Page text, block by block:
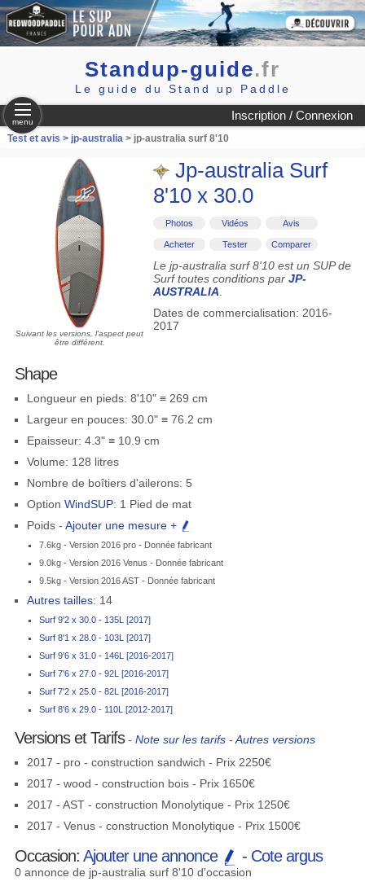
Standup-guide.fr
Le guide du Stand up Paddle
Inscription / Connexion
menu
Test et avis > jp-australia> jp-australia surf 8'10
Suivant les versions, l'aspect peut
être différent.
Jp-australia Surf
8'10 x 30.0
Photos Vidéos Avis
Acheter Tester Comparer
Le jp-australia surf 8'10 est un SUP de
Surf toutes conditions par JP-
AUSTRALIA
Dates de commercialisation: 2016-
2017
Shape
Longueur en pieds: 8'10" ≡ 269 cm
Largeur en pouces: 30.0" ≡ 76.2 cm
Epaisseur: 4.3" ≡ 10.9 cm
Volume: 128 litres
Nombre de boîtiers d'ailerons: 5
Option WindSUP: 1 Pied de mat
Poids - Ajouter une mesure +
7.6kg - Version 2016 pro - Donnée fabricant
9.0kg - Version 2016 Venus - Donnée fabricant
9.5kg - Version 2016 AST - Donnée fabricant
Autres tailles: 14
Surf 9'2 x 30.0 - 135L [2017]
Surf 8'1 x 28.0 - 103L [2017]
Surf 9'6 x 31.0 - 146L [2016-2017]
Surf 7'6 x 27.0 - 92L [2016-2017]
Surf 7'2 x 25.0 - 82L [2016-2017]
Surf 8'6 x 29.0 - 110L [2012-2017]
Versions et Tarifs- Note sur les tarifs-Autres versions
2017 - pro - construction sandwich - Prix 2250€
2017 - wood - construction bois - Prix 1650€
2017 - AST - construction Monolytique - Prix 1250€
2017 - Venus - construction Monolytique - Prix 1500€
Occasion: Ajouter une annonce - Cote argus
0 annonce de jp-australia surf 8'10 d'occasion